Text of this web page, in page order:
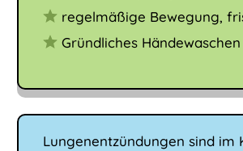
regelmäßige Bewegung,
Gründliches Händewaschen
Lungenentzündungen sind im